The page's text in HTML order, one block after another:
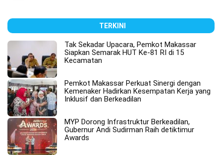
TERKINI
Tak Sekadar Upacara, Pemkot Makassar
Siapkan Semarak HUT Ke-81 RI di 15
Kecamatan
Pemkot Makassar Perkuat Sinergi dengan
Kemenaker Hadirkan Kesempatan Kerja yang
Inklusif dan Berkeadilan
MYP Dorong Infrastruktur Berkeadilan,
Gubernur Andi Sudirman Raih detiktimur
Awards